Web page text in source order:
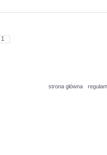
1
strona główna